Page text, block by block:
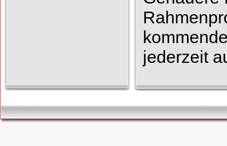
jederzeit